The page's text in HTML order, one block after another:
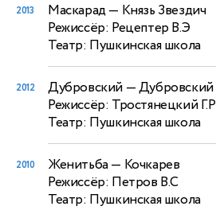
2013 Маскарад— Князь Звездич
Режиссёр: Рецептер В.Э
Театр: Пушкинская школа
2012 Дубровский — Дубровский
Режиссёр: Тростянецкий Г.Р
Театр: Пушкинская школа
2010 Женитьба— Кочкарев
Режиссёр: Петров В.С
Театр: Пушкинская школа